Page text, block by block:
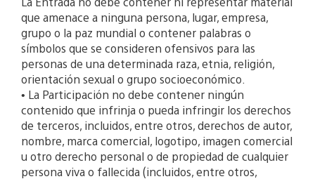
que amenace a ninguna persona, lugar, empresa,
grupo o la paz mundial o contener palabras o
símbolos que se consideren ofensivos para las
personas de una determinada raza, etnia, religión,
orientación sexual o grupo socioeconómico.
• La Participación no debe contener ningún
contenido que infrinja o pueda infringir los derechos
de terceros, incluidos, entre otros, derechos de autor,
nombre, marca comercial, logotipo, imagen comercial
u otro derecho personal o de propiedad de cualquier
persona viva o fallecida (incluidos, entre otros,